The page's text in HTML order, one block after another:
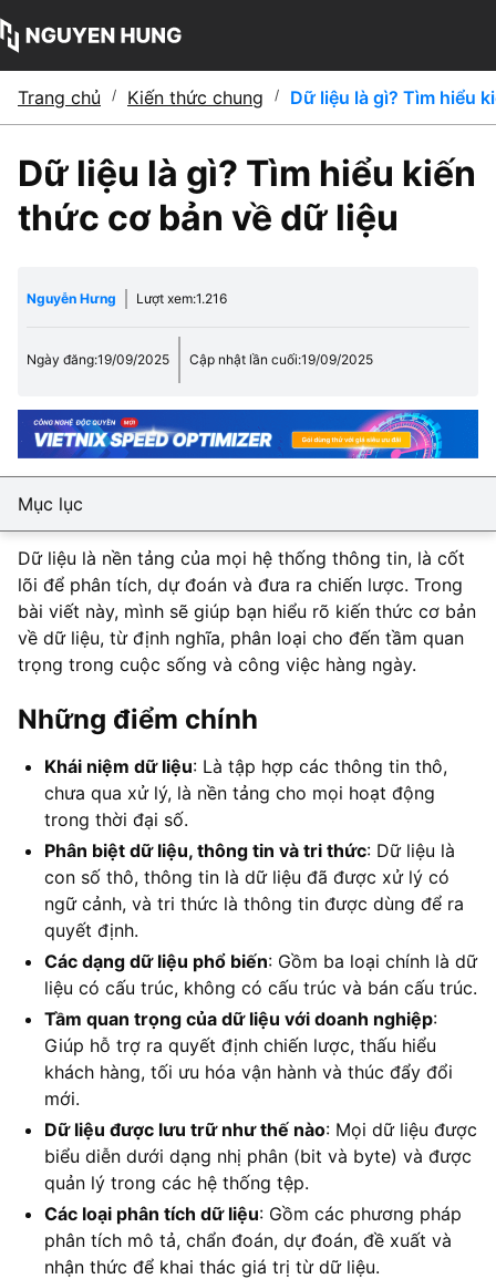
Trang chủ / Kiến thức chung / Dữ liệu là gì? Tìm hiểu
Dữ liệu là gì? Tìm hiểu kiến
thức cơ bản về dữ liệu
Nguyễn Hưng Lượt xem:1.216
Ngày đăng:19/09/2025 Cập nhật lần cuối:19/09/2025
Mục lục
Dữ liệu là nền tảng của mọi hệ thống thông tin, là cốt
lõi để phân tích, dự đoán và đưa ra chiến lược. Trong
bài viết này, mình sẽ giúp bạn hiểu rõ kiến thức cơ bản
về dữ liệu, từ định nghĩa, phân loại cho đến tầm quan
trọng trong cuộc sống và công việc hàng ngày.
Những điểm chính
Khái niệm dữ liệu: Là tập hợp các thông tin thô,
chưa qua xử lý, là nền tảng cho mọi hoạt động
trong thời đại số.
Phân biệt dữ liệu, thông tin và tri thức: Dữ liệu là
con số thô, thông tin là dữ liệu đã được xử lý có
ngữ cảnh, và tri thức là thông tin được dùng để ra
quyết định.
Các dạng dữ liệu phổ biến: Gồm ba loại chính là dữ
liệu có cấu trúc, không có cấu trúc và bán cấu trúc.
Tầm quan trọng của dữ liệu với doanh nghiệp:
Giúp hỗ trợ ra quyết định chiến lược, thấu hiểu
khách hàng, tối ưu hóa vận hành và thúc đẩy đổi
mới.
Dữ liệu được lưu trữ như thế nào: Mọi dữ liệu được
biểu diễn dưới dạng nhị phân (bit và byte) và được
quản lý trong các hệ thống tệp.
Các loại phân tích dữ liệu: Gồm các phương pháp
phân tích mô tả, chẩn đoán, dự đoán, đề xuất và
nhận thức để khai thác giá trị từ dữ liệu.